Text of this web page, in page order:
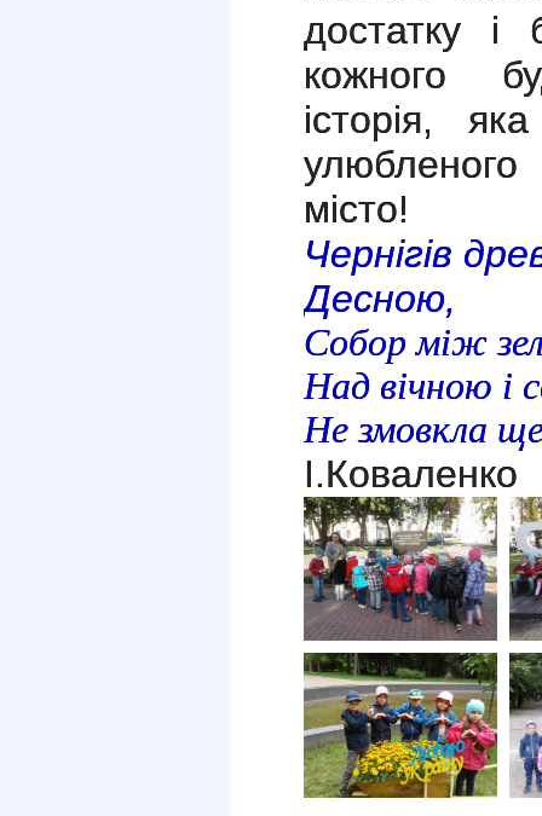
достатку і
кожного
історія,
місто!
Чернігів
Десною,
Собор між
Над вічною і
Не змовкла
І.Коваленко